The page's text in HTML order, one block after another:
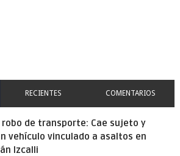
RECIENTES COMENTARIOS
robo de transporte: Cae sujeto y
vehículo vinculado a asaltos en
Izcalli